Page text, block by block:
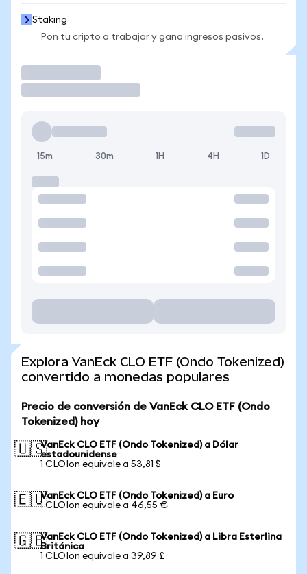
Staking
Pon tu cripto a trabajar y gana ingresos pasivos.
15m 30m 1H 4H 1D
Explora VanEck CLO ETF (Ondo Tokenized)
convertido a monedas populares
Precio de conversión de VanEck CLO ETF (Ondo
Tokenized) hoy
🇺🇸VanEck CLO ETF (Ondo Tokenized) a Dólar
estadounidense
1 CLOIon equivale a 53,81 $
🇪🇺VanEck CLO ETF (Ondo Tokenized) a Euro
1 CLOIon equivale a 46,55 €
🇬🇧VanEck CLO ETF (Ondo Tokenized) a Libra Esterlina
Británica
1 CLOIon equivale a 39,89 £